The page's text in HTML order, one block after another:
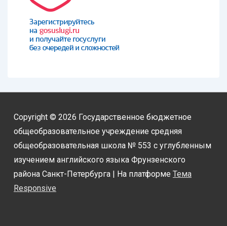
Copyright © 2026 Государственное бюджетное
общеобразовательное учреждение средняя
общеобразовательная школа № 553 с углубленным
изучением английского языка Фрунзенского
района Санкт-Петербурга | На платформе Тема
Responsive